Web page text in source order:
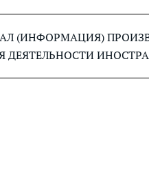
(ИНФОРМАЦИЯ)
ДЕЯТЕЛЬНОСТИ